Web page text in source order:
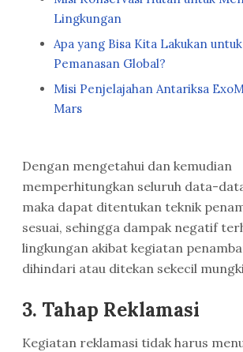
Lingkungan
Apa yang Bisa Kita Lakukan
Pemanasan Global?
Misi Penjelajahan Antariksa
Mars
Dengan mengetahui dan kemudian
memperhitungkan seluruh data-
maka dapat ditentukan teknik
sesuai, sehingga dampak negatif
lingkungan akibat kegiatan
dihindari atau ditekan sekecil
3. Tahap Reklamasi
Kegiatan reklamasi tidak harus